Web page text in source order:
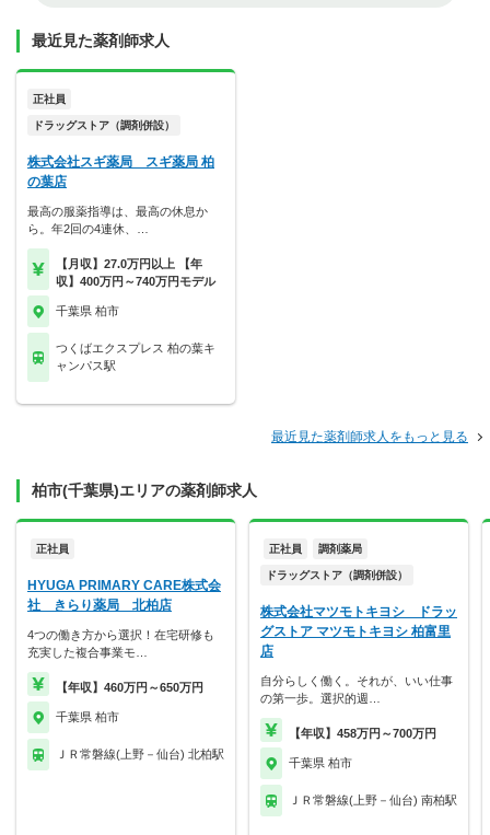
最近見た薬剤師求人
正社員
ドラッグストア（調剤併設）
株式会社スギ薬局 スギ薬局 柏
の葉店
最高の服薬指導は、最高の休息か
ら。年2回の4連休、…
【月収】27.0万円以上 【年
収】400万円～740万円モデル
千葉県 柏市
つくばエクスプレス 柏の葉キ
ャンパス駅
最近見た薬剤師求人をもっと見る
柏市(千葉県)エリアの薬剤師求人
正社員
HYUGA PRIMARY CARE株式会
社 きらり薬局 北柏店
4つの働き方から選択！在宅研修も
充実した複合事業モ…
【年収】460万円～650万円
千葉県 柏市
ＪＲ常磐線(上野－仙台) 北柏駅
正社員 調剤薬局
ドラッグストア（調剤併設）
株式会社マツモトキヨシ ドラッ
グストア マツモトキヨシ 柏富里
店
自分らしく働く。それが、いい仕事
の第一歩。選択的週…
【年収】458万円～700万円
千葉県 柏市
ＪＲ常磐線(上野－仙台) 南柏駅